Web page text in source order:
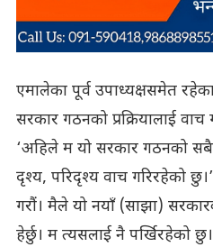
एमालेका पूर्व उपाध्यक्षसमेत
सरकार गठनको प्रक्रियालाई
‘अहिले म यो सरकार गठनको
दृश्य, परिदृश्य वाच गरिरहेको
गरौं। मैले यो नयाँ (साझा)
हेर्छु। म त्यसलाई नै पर्खिरहेको